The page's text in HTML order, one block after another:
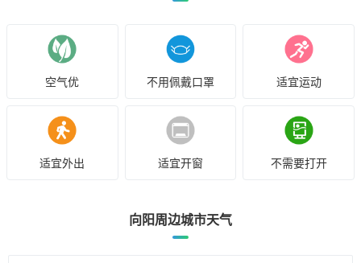
空气优 不用佩戴口罩 适宜运动
适宜外出 适宜开窗 不需要打开
向阳周边城市天气